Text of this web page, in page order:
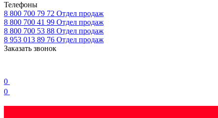
Телефоны
8 800 700 79 72 Отдел продаж
8 800 700 41 99 Отдел продаж
8 800 700 53 88 Отдел продаж
8 953 013 89 76 Отдел продаж
Заказать звонок
0
0